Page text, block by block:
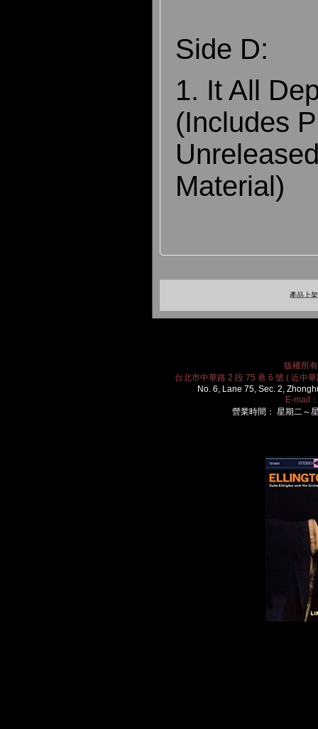
Side D:
1. It All
(Includes
Material)
產品上
版權所
台北市中華路 2 段 75 巷 6 號 ( 近中
No. 6, Lane 75, Sec. 2,
E-mail：
營業時間： 星期二～